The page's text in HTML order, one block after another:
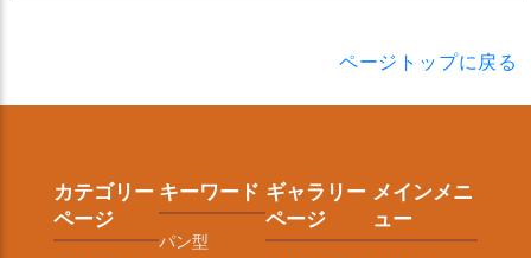
ページトップに戻る
カテゴリー
ページ
キーワード
パン型
ギャラリー
ページ
メインメニ
ュー